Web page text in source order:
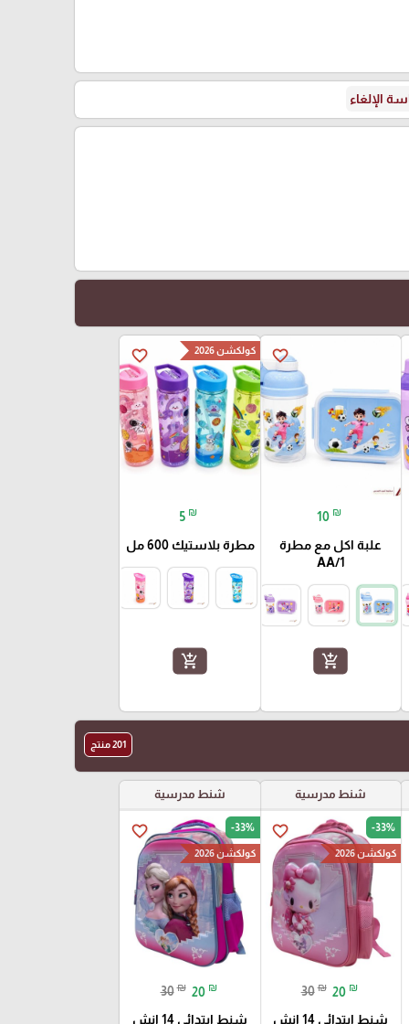
الإلغاء
favorite_border
10 ₪
علبة اكل مع مطرة
AA/1
add_shopping_cart
favorite_border كولكشن 2026
5 ₪
مطرة بلاستيك 600 مل
add_shopping_cart
201 منتج
شنط مدرسية
favorite_border -33%
كولكشن 2026
30 ₪ 20 ₪
شنط ابتدائي 14 انش
شنط مدرسية
favorite_border -33%
كولكشن 2026
30 ₪ 20 ₪
شنط ابتدائي 14 انش